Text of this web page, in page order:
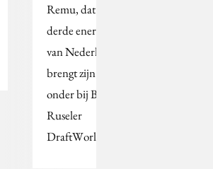
Remu, dat claimt het
derde energiebedrijf
van Nederland te zijn,
brengt zijn belangen
onder bij Borremans &
Ruseler
DraftWorldwide.